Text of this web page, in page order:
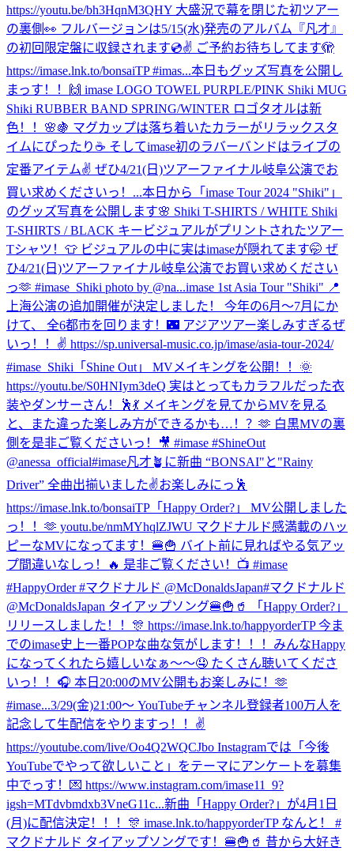
https://youtu.be/bh3HqnM3QHY 大盛況で幕を閉じた初ツアー
の裏側👀 フルバージョンは5/15(水)発売のアルバム『凡才』
の初回限定盤に収録されます💿✌️ ご予約お待ちしてます🫣
https://imase.lnk.to/bonsaiTP #imas...本日もグッズ写真を公開し
まっす！！🙌 imase LOGO TOWEL PURPLE/PINK Shiki MUG
Shiki RUBBER BAND SPRING/WINTER ロゴタオルは新
色！！🌸🍇 マグカップは落ち着いたカラーがリラックスタ
イムにぴったり☕️ そしてimase初のラバーバンドはライブの
定番アイテム✌️ ぜひ4/21(日)ツアーファイナル岐阜公演でお
買い求めくださいっ！...本日から「imase Tour 2024 "Shiki"」
のグッズ写真を公開します🌸 Shiki T-SHIRTS / WHITE Shiki
T-SHIRTS / BLACK キービジュアルがプリントされたツアー
Tシャツ！👕 ビジュアルの中に実はimaseが隠れてます🤭 ぜ
ひ4/21(日)ツアーファイナル岐阜公演でお買い求めください
っ🫶 #imase_Shiki photo by @na...imase 1st Asia Tour "Shiki" 📍
上海公演の追加開催が決定しました！ 今年の6月〜7月にか
けて、 全6都市を回ります！🌃 アジアツアー楽しみすぎるぜ
いっ！！✌️ https://sp.universal-music.co.jp/imase/asia-tour-2024/
#imase_Shiki 「Shine Out」 MVメイキングを公開！！🌞
https://youtu.be/S0HNIym3deQ 実はとってもカラフルだった衣
装やダンサーさん！🕺💃 メイキングを見てからMVを見る
と、また違った楽しみ方ができるかも…！？🫶 白黒MVの裏
側を是非ご覧くださいっ！🎥 #imase #ShineOut
@anessa_official#imase凡才🪴に新曲 “BONSAI"と"Rainy
Driver” 全曲出揃いました✌️お楽しみにっ🕺
https://imase.lnk.to/bonsaiTP 「Happy Order?」 MV公開しました
っ！！🫶 youtu.be/nmMYhqlZJWU マクドナルド感満載のハッ
ピーなMVになってます！🍔🍟 バイト前に見ればやる気アッ
プ間違いなしっ！🔥 是非ご覧ください！📺 #imase
#HappyOrder #マクドナルド @McDonaldsJapan#マクドナルド
@McDonaldsJapan タイアップソング🍔🍟🥤 「Happy Order?」
リリースしました！！🎊 https://imase.lnk.to/happyorderTP 今ま
でのimase史上一番POPな曲な気がします！！！みんなHappy
になってくれたら嬉しいなぁ〜〜🤤 たくさん聴いてくださ
いっ！！🎧 本日20:00のMV公開もお楽しみに！🫶
#imase...3/29(金)21:00〜 YouTubeチャンネル登録者100万人を
記念して生配信をやりますっ！！✌️
https://youtube.com/live/Oo4Q2WQCJbo Instagramでは「今後
YouTubeでやって欲しいこと」をテーマにアンケートを募集
中でっす！💌 https://www.instagram.com/imase11_9?
igsh=MTdvbmdxb3VneG11c...新曲「Happy Order?」が4月1日
(月)に配信決定！！！🎊 imase.lnk.to/happyorderTP なんと！ #
マクドナルド タイアップソングです！🍔🍟🥤 昔から大好き